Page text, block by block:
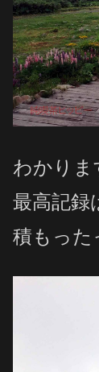
わかり
最高記録
積もった